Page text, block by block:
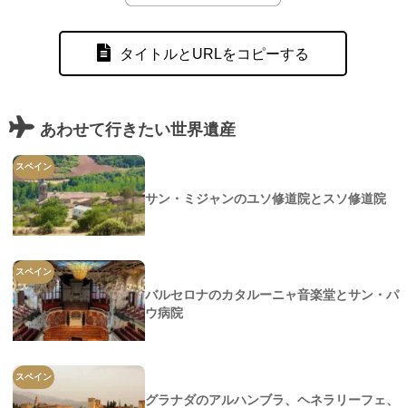
タイトルとURLをコピーする
あわせて行きたい世界遺産
スペイン
サン・ミジャンのユソ修道院とスソ修道院
スペイン
バルセロナのカタルーニャ音楽堂とサン・パ
ウ病院
スペイン
グラナダのアルハンブラ、ヘネラリーフェ、